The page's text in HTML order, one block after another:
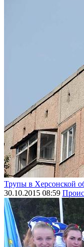
Трупы в Херсонской
30.10.2015 08:59